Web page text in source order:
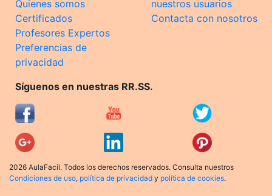
Quienes somos
Certificados
Profesores Expertos
Preferencias de
privacidad
nuestros usuarios
Contacta con nosotros
Síguenos en nuestras RR.SS.
2026 AulaFacil. Todos los derechos reservados. Consulta nuestros
Condiciones de uso, política de privacidad y política de cookies.